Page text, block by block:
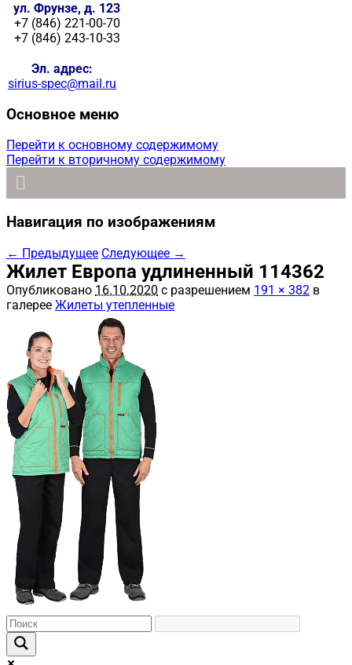
ул. Фрунзе, д. 123
+7 (846) 221-00-70
+7 (846) 243-10-33
Эл. адрес:
sirius-spec@mail.ru
Основное меню
Перейти к основному содержимому
Перейти к вторичному содержимому
Навигация по изображениям
← Предыдущее Следующее →
Жилет Европа удлиненный 114362
Опубликовано 16.10.2020 с разрешением 191 × 382 в
галерее Жилеты утепленные